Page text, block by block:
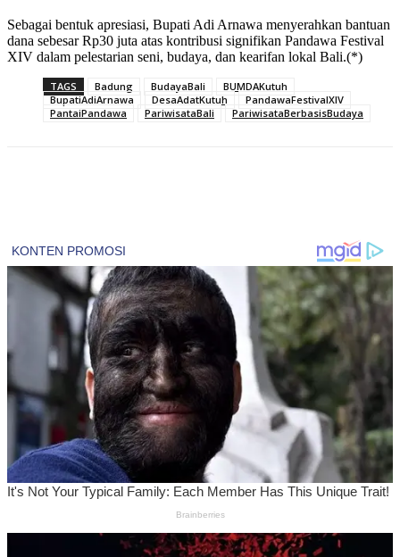
Sebagai bentuk apresiasi, Bupati Adi Arnawa menyerahkan bantuan
dana sebesar Rp30 juta atas kontribusi signifikan Pandawa Festival
XIV dalam pelestarian seni, budaya, dan kearifan lokal Bali.(*)
TAGS Badung BudayaBali
BUMDAKutuh
BupatiAdiArnawa
DesaAdatKutuh
PandawaFestivalXIV
PantaiPandawa
PariwisataBali PariwisataBerbasisBudaya